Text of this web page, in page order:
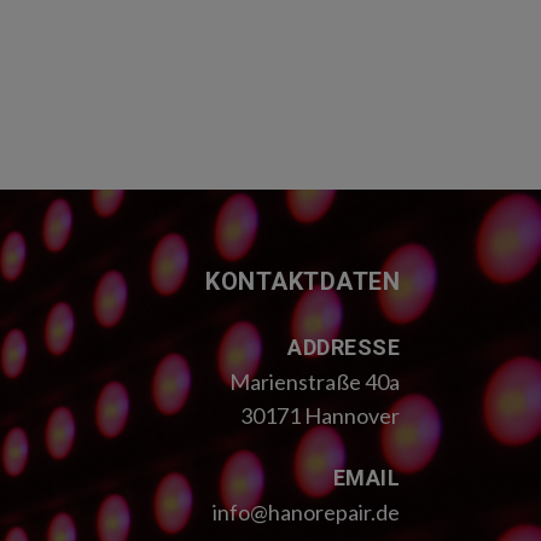
KONTAKTDATEN
ADDRESSE
Marienstraße 40a
30171 Hannover
EMAIL
info@hanorepair.de